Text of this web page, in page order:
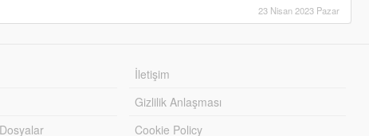
23 Nisan 2023 Pazar
İletişim
Gizlilik Anlaşması
Cookie Policy